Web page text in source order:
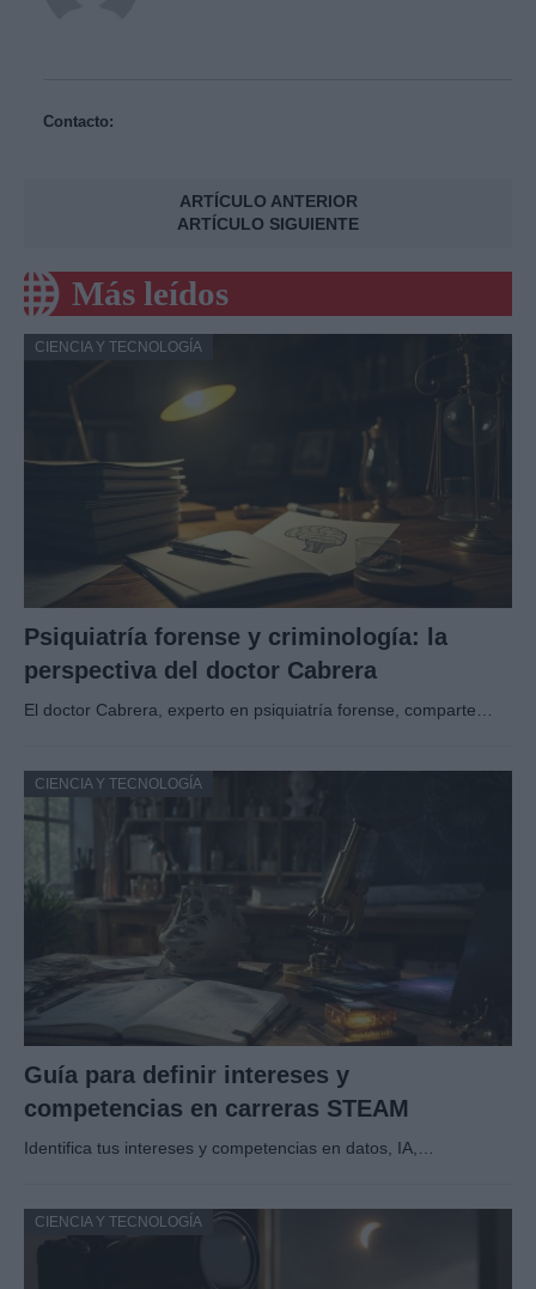
Contacto:
ARTÍCULO ANTERIOR
ARTÍCULO SIGUIENTE
Más leídos
CIENCIA Y TECNOLOGÍA
Psiquiatría forense y criminología: la
perspectiva del doctor Cabrera
El doctor Cabrera, experto en psiquiatría forense, comparte…
CIENCIA Y TECNOLOGÍA
Guía para definir intereses y
competencias en carreras STEAM
Identifica tus intereses y competencias en datos, IA,…
CIENCIA Y TECNOLOGÍA